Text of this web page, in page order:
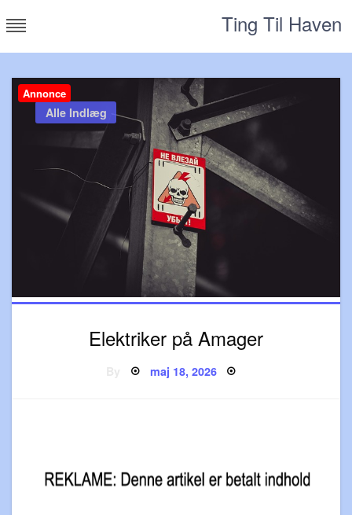
to
Ting Til Haven
Annonce
Alle Indlæg
Elektriker på Amager
Posted
on
maj 18, 2026